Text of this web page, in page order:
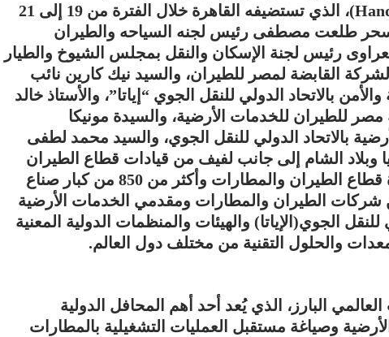
Handling Conference – IGHC 2026)، الذي تستضيفه القاهرة خلال الفترة من 19 إلى 21
سحر طلعت مصطفى رئيس لجنه السياحه والطيران
رئيس لجنة الإسكان والنقل بمجلس الشيوخ والطيار
القابضة لمصر للطيران، والسيد نيك كارين نائب
بالاتحاد الدولي للنقل الجوي “إياتا”، والأستاذ خالد
للطيران للخدمات الأرضية، والسيدة مونيكا
بالاتحاد الدولي للنقل الجوي، والسيد محمد لطفى
وبلاد الشام إلى جانب لفيف من قيادات قطاع الطيران
المدني، وبمشاركة نخبة من قادة قطاع الطيران والمطارات وأكثر من 850 من كبار صناع
شركات الطيران والمطارات ومقدمي الخدمات الأرضية
الجوي(الإياتا) والهيئات والمنظمات الدولية المعنية
والحلول التقنية من مختلف دول العالم.
البارز، الذي يُعد أحد أهم المحافل الدولية
وصياغة مستقبل العمليات التشغيلية بالمطارات